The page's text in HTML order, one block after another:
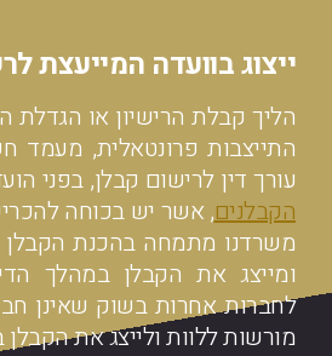
ייצוג בוועדה המייעצת
הליך קבלת הרישיון או הגדלת
התייצבות פרונטאלית, מעמד
עורך דין לרישום קבלן, בפני
הקבלנים, אשר יש בכוחה
משרדנו מתמחה בהכנת הקבלן
ומייצג את הקבלן במהלך
לחברות אחרות בשוק שאינן
מורשות ללוות ולייצג את הקבלן